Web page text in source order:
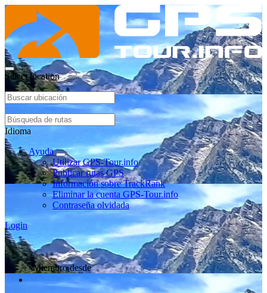
Select location
Idioma
Ayuda
Utilizar GPS-Tour.info
Publicar rutas GPS
Información sobre TrackRank
Eliminar la cuenta GPS-Tour.info
Contraseña olvidada
Login
Miembro desde